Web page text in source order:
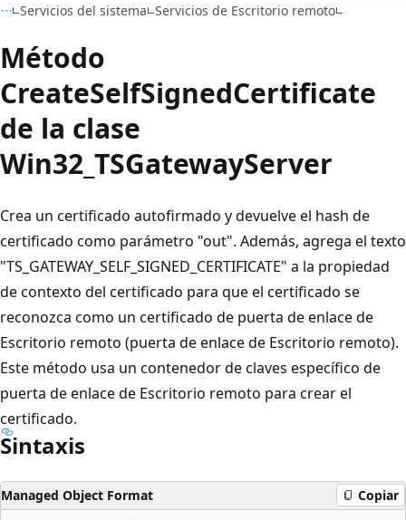
Servicios del sistema Servicios de Escritorio remoto
Método
CreateSelfSignedCertificate
de la clase
Win32_TSGatewayServer
Crea un certificado autofirmado y devuelve el hash de
certificado como parámetro "out". Además, agrega el texto
"TS_GATEWAY_SELF_SIGNED_CERTIFICATE" a la propiedad
de contexto del certificado para que el certificado se
reconozca como un certificado de puerta de enlace de
Escritorio remoto (puerta de enlace de Escritorio remoto).
Este método usa un contenedor de claves específico de
puerta de enlace de Escritorio remoto para crear el
certificado.
Sintaxis
Managed Object Format Copiar